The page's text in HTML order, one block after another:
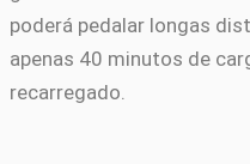
poderá pedalar longas
apenas 40 minutos de
recarregado.